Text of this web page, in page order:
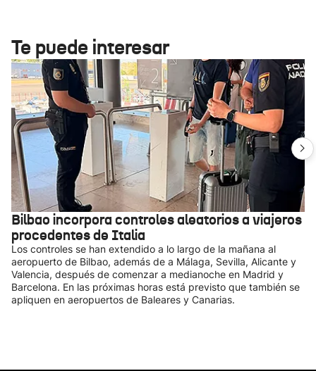
Te puede interesar
Bilbao incorpora controles aleatorios a viajeros
procedentes de Italia
Los controles se han extendido a lo largo de la mañana al
aeropuerto de Bilbao, además de a Málaga, Sevilla, Alicante y
Valencia, después de comenzar a medianoche en Madrid y
Barcelona. En las próximas horas está previsto que también se
apliquen en aeropuertos de Baleares y Canarias.